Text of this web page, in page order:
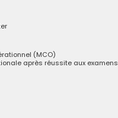
(MCO)
après réussite aux